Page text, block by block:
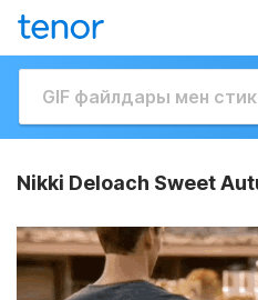
Nikki Deloach Sweet